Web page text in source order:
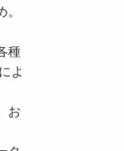
種
よ
お